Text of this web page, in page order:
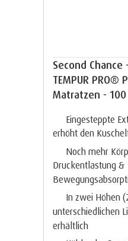
Second
TEMPUR PRO®
Matratzen - 100
Eingesteppte
erhöht den
Noch mehr
Druckentlastung &
In zwei Höhen
unterschiedlichen
erhältlich